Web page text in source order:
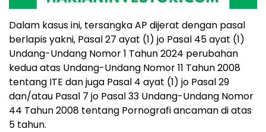
Dalam kasus ini, tersangka AP dijerat dengan pasal
berlapis yakni, Pasal 27 ayat (1) jo Pasal 45 ayat (1)
Undang-Undang Nomor 1 Tahun 2024 perubahan
kedua atas Undang-Undang Nomor 11 Tahun 2008
tentang ITE dan juga Pasal 4 ayat (1) jo Pasal 29
dan/atau Pasal 7 jo Pasal 33 Undang-Undang Nomor
44 Tahun 2008 tentang Pornografi ancaman di atas
5 tahun.